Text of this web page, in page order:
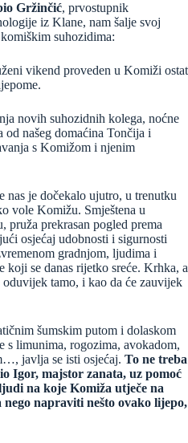
Gržinčić, prvostupnik
iz Klane, nam šalje svoj
suhozidima:
vikend proveden u Komiži ostat
novih suhozidnih kolega, noćne
našeg domaćina Tončija i
s Komižom i njenim
je dočekalo ujutro, u trenutku
vole Komižu. Smještena u
pruža prekrasan pogled prema
osjećaj udobnosti i sigurnosti
gradnjom, ljudima i
koji se danas rijetko sreće. Krhka, a
tamo, i kao da će zauvijek
šumskim putom i dolaskom
s limunima, rogozima, avokadom,
javlja se isti osjećaj. To ne treba
Igor, majstor zanata, uz pomoć
na koje Komiža utječe na
napraviti nešto ovako lijepo,